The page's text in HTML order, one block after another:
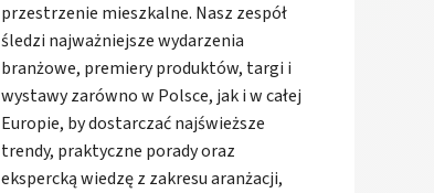
przestrzenie mieszkalne. Nasz zespół
śledzi najważniejsze wydarzenia
branżowe, premiery produktów, targi i
wystawy zarówno w Polsce, jak i w całej
Europie, by dostarczać najświeższe
trendy, praktyczne porady oraz
ekspercką wiedzę z zakresu aranżacji,